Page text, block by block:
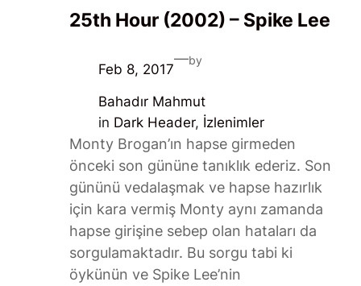
25th Hour (2002) – Spike Lee
Feb 8, 2017
—by
Bahadır Mahmut
in Dark Header, İzlenimler
Monty Brogan’ın hapse girmeden
önceki son gününe tanıklık ederiz. Son
gününü vedalaşmak ve hapse hazırlık
için kara vermiş Monty aynı zamanda
hapse girişine sebep olan hataları da
sorgulamaktadır. Bu sorgu tabi ki
öykünün ve Spike Lee’nin